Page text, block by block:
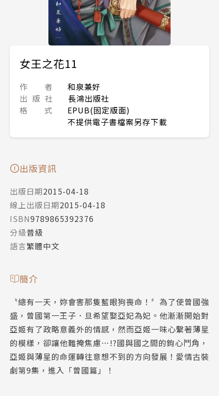
女王之花11
作 者
和泉兼好
出 版 社
長鴻出版社
格 式
EPUB(固定版面)
不提供電子書檔案另存下載
出版資訊
出版日期2015-04-18
線上出版日期2015-04-18
ISBN9789865392376
分級普級
語言繁體中文
簡介
〝總有一天，妳會害那隻藍眼狗喪命！〞為了使曾國強
盛，曾國第一王子．旦希望娶亞妃為妃。他漸漸開始對
亞姬有了政略意義外的情感，然而亞姬一味心繫著薄星
的模樣，卻讓他難掩焦慮…!?國與國之間的鉤心鬥角，
亞姬與薄星的命運轉往意想不到的方向發展！愛情古裝
劇第9集，進入「曾國篇」！